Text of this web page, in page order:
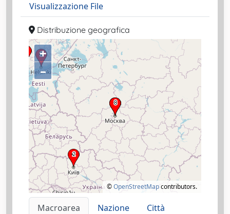
Visualizzazione File
Distribuzione geografica
+
–
©OpenStreetMapcontributors.
Macroarea Nazione
Città